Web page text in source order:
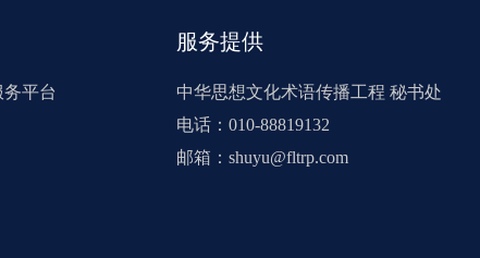
平台
服务提供
中华思想文化术语传播工程 秘书处
电话：010-88819132
邮箱：shuyu@fltrp.com